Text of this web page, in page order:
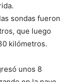
sondas fueron
que luego
kilómetros.
unos 8